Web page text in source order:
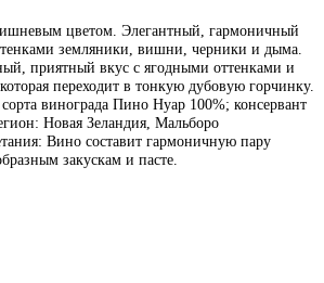
цветом. Элегантный, гармоничный
земляники, вишни, черники и дыма.
приятный вкус с ягодными оттенками и
переходит в тонкую дубовую горчинку.
винограда Пино Нуар 100%; консервант
Новая Зеландия, Мальборо
Вино составит гармоничную пару
закускам и пасте.